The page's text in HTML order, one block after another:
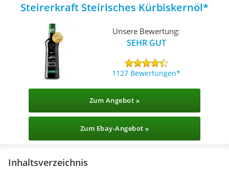
Steirerkraft Steirisches Kürbiskernöl
Unsere Bewertung:
SEHR GUT
1127 Bewertungen
Zum Angebot »
Zum Ebay-Angebot »
Inhaltsverzeichnis